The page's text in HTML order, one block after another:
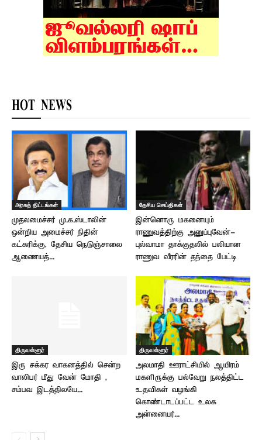
HOT NEWS
அரசுத் திட்டங்கள்
முதலமைச்சர் மு.க.ஸ்டாலின்
ஒன்றிய அமைச்சர் நிதின்
கட்கரிக்கு, தேசிய நெடுஞ்சாலை
ஆணையத்...
தேசிய செய்திகள்
இன்னொரு மகனையும்
ராணுவத்திற்கு அனுப்புவேன்-
புல்வாமா தாக்குதலில் பலியான
ராணுவ வீரரின் தந்தை பேட்டி
திருவள்ளூர்
இரு சக்கர வாகனத்தில் சென்ற
வாலிபர் மீது வேன் மோதி ,
சம்பவ இடத்திலயே...
திருவள்ளூர்
அலமாதி ஊராட்சியில் ஆயிரம்
மகளிருக்கு பல்வேறு நலத்திட்ட
உதவிகள் வழங்கி
கொண்டாடப்பட்ட உலக
அன்னையர்...